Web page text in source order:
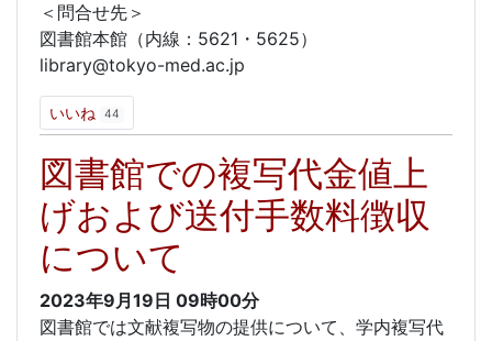
＜問合せ先＞
図書館本館（内線：5621・5625）
library@tokyo-med.ac.jp
いいね 44
図書館での複写代金値上
げおよび送付手数料徴収
について
2023年9月19日 09時00分
図書館では文献複写物の提供について、学内複写代